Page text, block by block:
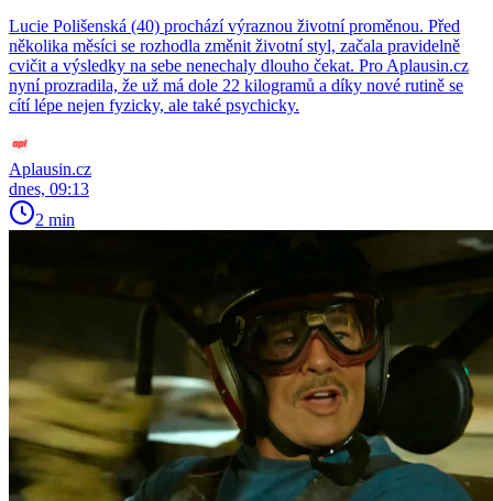
Lucie Polišenská (40) prochází výraznou životní proměnou. Před
několika měsíci se rozhodla změnit životní styl, začala pravidelně
cvičit a výsledky na sebe nenechaly dlouho čekat. Pro Aplausin.cz
nyní prozradila, že už má dole 22 kilogramů a díky nové rutině se
cítí lépe nejen fyzicky, ale také psychicky.
Aplausin.cz
dnes, 09:13
2 min